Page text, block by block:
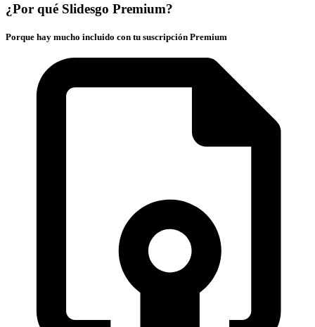
¿Por qué Slidesgo Premium?
Porque hay mucho incluido con tu suscripción Premium